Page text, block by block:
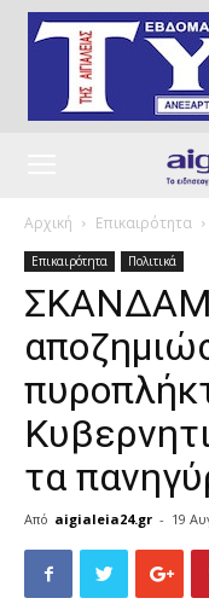
Αρχική Επικαιρότητα
Επικαιρότητα Πολιτικά
τα
Από aigialeia24.gr - 19